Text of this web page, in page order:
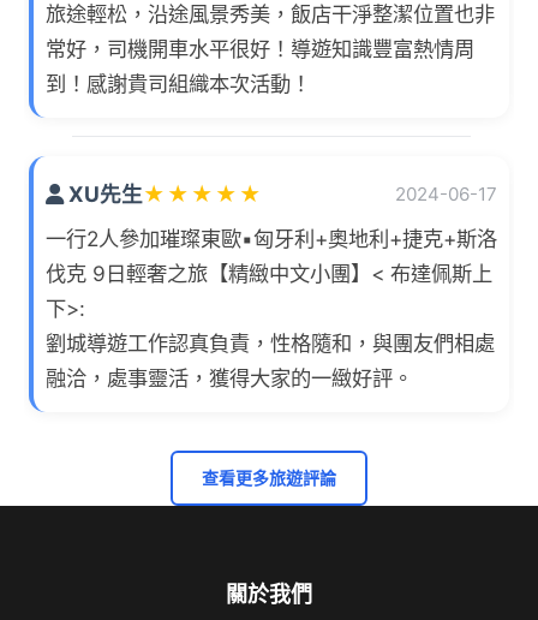
旅途輕松，沿途風景秀美，飯店干淨整潔位置也非
常好，司機開車水平很好！導遊知識豐富熱情周
到！感謝貴司組織本次活動！
XU先生★ ★ ★ ★ ★ 2024-06-17
一行2人參加璀璨東歐▪匈牙利+奧地利+捷克+斯洛
伐克 9日輕奢之旅【精緻中文小團】< 布達佩斯上
下>:
劉城導遊工作認真負責，性格隨和，與團友們相處
融洽，處事靈活，獲得大家的一緻好評。
查看更多旅遊評論
關於我們